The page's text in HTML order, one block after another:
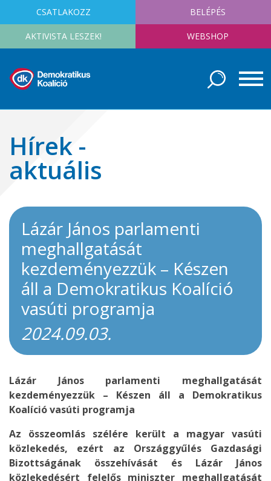
CSATLAKOZZ BELÉPÉS
AKTIVISTA LESZEK! WEBSHOP
Hírek -
aktuális
Lázár János parlamenti
meghallgatását
kezdeményezzük – Készen
áll a Demokratikus Koalíció
vasúti programja
2024.09.03.
Lázár János parlamenti meghallgatását
kezdeményezzük – Készen áll a Demokratikus
Koalíció vasúti programja
Az összeomlás szélére került a magyar vasúti
közlekedés, ezért az Országgyűlés Gazdasági
Bizottságának összehívását és Lázár János
közlekedésért felelős miniszter meghallgatását